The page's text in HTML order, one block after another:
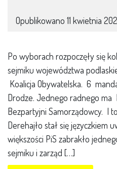
Opublikowano 11 kwietnia
Po wyborach rozpoczęły się
sejmiku województwa
Koalicja Obywatelska. 6
Drodze. Jednego radnego ma
Bezpartyjni Samorządowcy. I
Derehajło stał się języczkiem
większości PiS zabrakło
sejmiku i zarząd […]